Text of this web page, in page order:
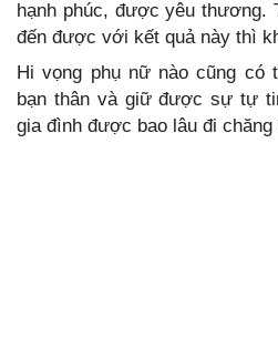
hạnh phúc, được yêu thương.
đến được với kết quả này thì
Hi vọng phụ nữ nào cũng có
bạn thân và giữ được sự tự
gia đình được bao lâu đi chăng